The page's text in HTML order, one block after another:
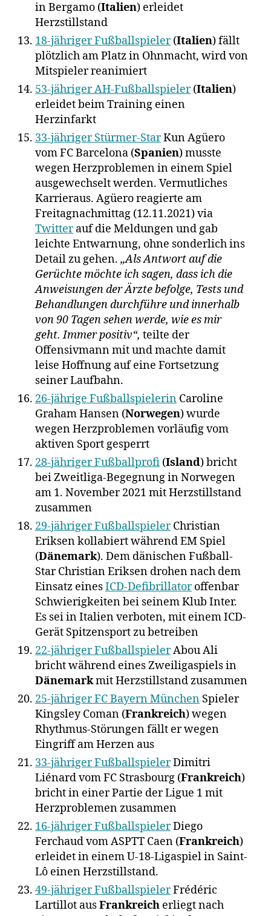
in Bergamo (Italien) erleidet
Herzstillstand
18-jähriger Fußballspieler(Italien) fällt
plötzlich am Platz in Ohnmacht, wird von
Mitspieler reanimiert
53-jähriger AH-Fußballspieler(Italien)
erleidet beim Training einen
Herzinfarkt
33-jähriger Stürmer-StarKun Agüero
vom FC Barcelona (Spanien) musste
wegen Herzproblemen in einem Spiel
ausgewechselt werden. Vermutliches
Karrieraus. Agüero reagierte am
Freitagnachmittag (12.11.2021) via
Twitterauf die Meldungen und gab
leichte Entwarnung, ohne sonderlich ins
Detail zu gehen. „Als Antwort auf die
Gerüchte möchte ich sagen, dass ich die
Anweisungen der Ärzte befolge, Tests und
Behandlungen durchführe und innerhalb
von 90 Tagen sehen werde, wie es mir
geht. Immer positiv“, teilte der
Offensivmann mit und machte damit
leise Hoffnung auf eine Fortsetzung
seiner Laufbahn.
26-jährige Fußballspielerin Caroline
Graham Hansen (Norwegen) wurde
wegen Herzproblemen vorläufig vom
aktiven Sport gesperrt
28-jähriger Fußballprofi (Island) bricht
bei Zweitliga-Begegnung in Norwegen
am 1. November 2021 mit Herzstillstand
zusammen
29-jähriger FußballspielerChristian
Eriksen kollabiert während EM Spiel
(Dänemark). Dem dänischen Fußball-
Star Christian Eriksen drohen nach dem
Einsatz einesICD-Defibrillatoroffenbar
Schwierigkeiten bei seinem Klub Inter.
Es sei in Italien verboten, mit einem ICD-
Gerät Spitzensport zu betreiben
22-jähriger FußballspielerAbou Ali
bricht während eines Zweiligaspiels in
Dänemarkmit Herzstillstand zusammen
25-jähriger FC Bayern München Spieler
Kingsley Coman (Frankreich) wegen
Rhythmus-Störungen fällt er wegen
Eingriff am Herzen aus
33-jähriger FußballspielerDimitri
Liénard vom FC Strasbourg (Frankreich)
bricht in einer Partie der Ligue 1 mit
Herzproblemen zusammen
16-jähriger FußballspielerDiego
Ferchaud vom ASPTT Caen (Frankreich)
erleidet in einem U-18-Ligaspiel in Saint-
Lô einen Herzstillstand.
49-jähriger FußballspielerFrédéric
Lartillot ausFrankreich erliegt nach